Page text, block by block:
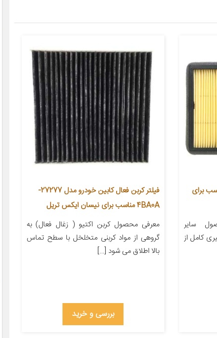
آرو کد 50971 مناسب برای
سایر
کامل از
فیلتر کربن فعال کابین خودرو مدل 27277-
4BA0A مناسب برای نیسان ایکس تریل
معرفی محصول کربن اکتیو ( زغال فعال) به
گروهی از مواد کربنی متخلخل با سطح تماس
بالا اطلاق می شود […]
بررسی و خرید